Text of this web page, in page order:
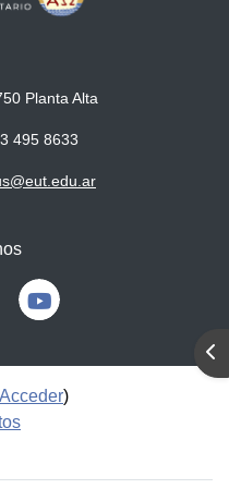
Planta Alta
495 8633
Acceder)